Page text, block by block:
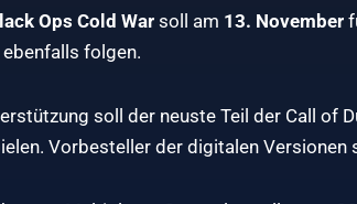
Ops Cold War soll am 13. November
folgen.
soll der neuste Teil der Call of
Vorbesteller der digitalen